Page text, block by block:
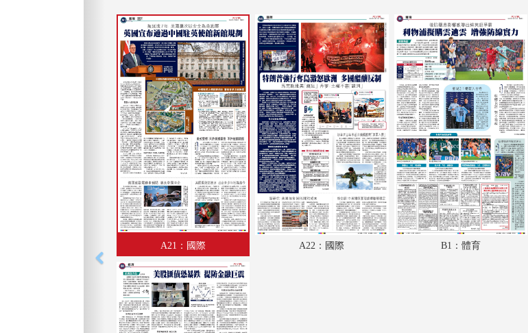
A18：經濟
A19：體育
A20：副刊
A21：國際
A22：國際
B1：體育
B2：大公園
B3：小公園
A21：國際 A22：國際 B1：體育